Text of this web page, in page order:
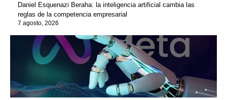
Daniel Esquenazi Beraha: la inteligencia artificial cambia las
reglas de la competencia empresarial
7 agosto, 2026